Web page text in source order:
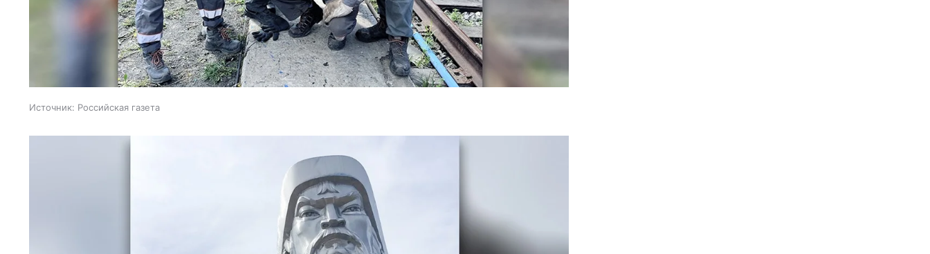
Источник: Российская газета